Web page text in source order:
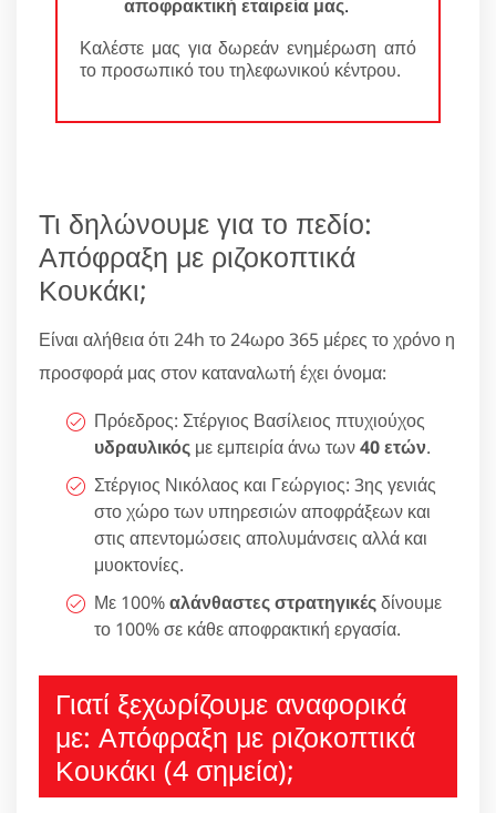
αποφρακτική εταιρεία μας.
Καλέστε μας για δωρεάν ενημέρωση από
το προσωπικό του τηλεφωνικού κέντρου.
Τι δηλώνουμε για το πεδίο:
Απόφραξη με ριζοκοπτικά
Κουκάκι;
Είναι αλήθεια ότι 24h το 24ωρο 365 μέρες το χρόνο η
προσφορά μας στον καταναλωτή έχει όνομα:
Πρόεδρος: Στέργιος Βασίλειος πτυχιούχος
υδραυλικός με εμπειρία άνω των40 ετών.
Στέργιος Νικόλαος και Γεώργιος: 3ης γενιάς
στο χώρο των υπηρεσιών αποφράξεων και
στις απεντομώσεις απολυμάνσεις αλλά και
μυοκτονίες.
Με 100%αλάνθαστες στρατηγικέςδίνουμε
το 100% σε κάθε αποφρακτική εργασία.
Γιατί ξεχωρίζουμε αναφορικά
με: Απόφραξη με ριζοκοπτικά
Κουκάκι (4 σημεία);